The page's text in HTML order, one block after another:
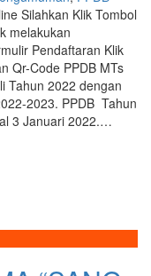
Silahkan Klik Tombol
melakukan
Pendaftaran Klik
Qr-Code PPDB MTs
Tahun 2022 dengan
2023. PPDB Tahun
3 Januari 2022.…